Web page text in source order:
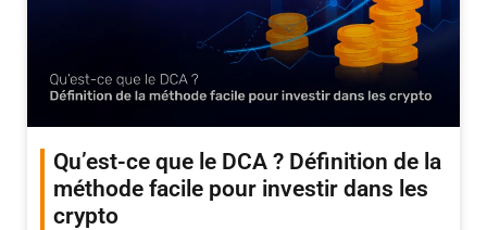
Qu’est-ce que le DCA ? Définition de la
méthode facile pour investir dans les
crypto